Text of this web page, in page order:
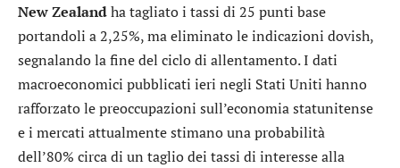
New Zealandha tagliato i tassi di 25 punti base
portandoli a 2,25%, ma eliminato le indicazioni dovish,
segnalando la fine del ciclo di allentamento. I dati
macroeconomici pubblicati ieri negli Stati Uniti hanno
rafforzato le preoccupazioni sull’economia statunitense
e i mercati attualmente stimano una probabilità
dell’80% circa di un taglio dei tassi di interesse alla